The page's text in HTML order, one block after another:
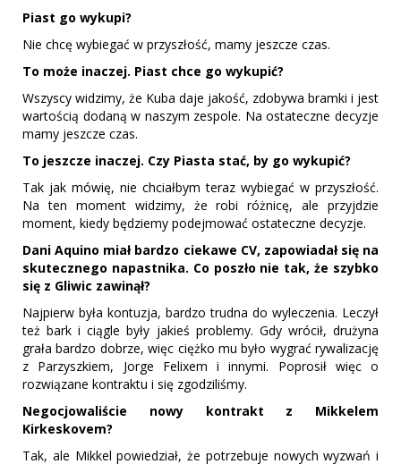
Piast go wykupi?
Nie chcę wybiegać w przyszłość, mamy jeszcze czas.
To może inaczej. Piast chce go wykupić?
Wszyscy widzimy, że Kuba daje jakość, zdobywa bramki i jest
wartością dodaną w naszym zespole. Na ostateczne decyzje
mamy jeszcze czas.
To jeszcze inaczej. Czy Piasta stać, by go wykupić?
Tak jak mówię, nie chciałbym teraz wybiegać w przyszłość.
Na ten moment widzimy, że robi różnicę, ale przyjdzie
moment, kiedy będziemy podejmować ostateczne decyzje.
Dani Aquino miał bardzo ciekawe CV, zapowiadał się na
skutecznego napastnika. Co poszło nie tak, że szybko
się z Gliwic zawinął?
Najpierw była kontuzja, bardzo trudna do wyleczenia. Leczył
też bark i ciągle były jakieś problemy. Gdy wrócił, drużyna
grała bardzo dobrze, więc ciężko mu było wygrać rywalizację
z Parzyszkiem, Jorge Felixem i innymi. Poprosił więc o
rozwiązane kontraktu i się zgodziliśmy.
Negocjowaliście nowy kontrakt z Mikkelem
Kirkeskovem?
Tak, ale Mikkel powiedział, że potrzebuje nowych wyzwań i